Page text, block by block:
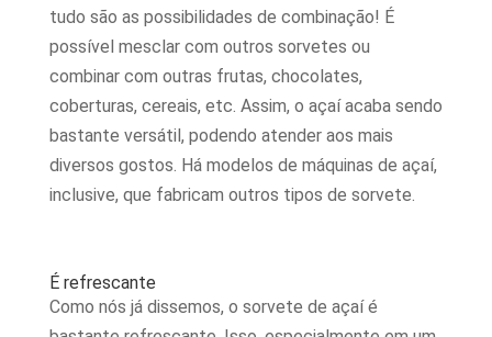
tudo são as possibilidades de combinação! É
possível mesclar com outros sorvetes ou
combinar com outras frutas, chocolates,
coberturas, cereais, etc. Assim, o açaí acaba sendo
bastante versátil, podendo atender aos mais
diversos gostos. Há modelos de máquinas de açaí,
inclusive, que fabricam outros tipos de sorvete.
É refrescante
Como nós já dissemos, o sorvete de açaí é